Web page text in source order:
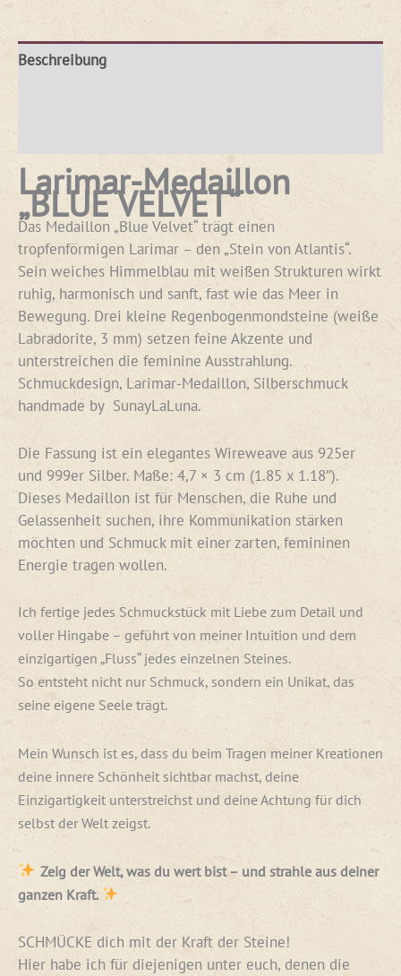
Beschreibung
Larimar-Medaillon
„BLUE VELVET“
Das Medaillon „Blue Velvet“ trägt einen
tropfenförmigen Larimar – den „Stein von Atlantis“.
Sein weiches Himmelblau mit weißen Strukturen wirkt
ruhig, harmonisch und sanft, fast wie das Meer in
Bewegung. Drei kleine Regenbogenmondsteine (weiße
Labradorite, 3 mm) setzen feine Akzente und
unterstreichen die feminine Ausstrahlung.
Schmuckdesign, Larimar-Medaillon, Silberschmuck
handmade by SunayLaLuna.
Die Fassung ist ein elegantes Wireweave aus 925er
und 999er Silber. Maße: 4,7 × 3 cm (1.85 x 1.18″).
Dieses Medaillon ist für Menschen, die Ruhe und
Gelassenheit suchen, ihre Kommunikation stärken
möchten und Schmuck mit einer zarten, femininen
Energie tragen wollen.
Ich fertige jedes Schmuckstück mit Liebe zum Detail und
voller Hingabe – geführt von meiner Intuition und dem
einzigartigen „Fluss“ jedes einzelnen Steines.
So entsteht nicht nur Schmuck, sondern ein Unikat, das
seine eigene Seele trägt.
Mein Wunsch ist es, dass du beim Tragen meiner Kreationen
deine innere Schönheit sichtbar machst, deine
Einzigartigkeit unterstreichst und deine Achtung für dich
selbst der Welt zeigst.
Zeig der Welt, was du wert bist – und strahle aus deiner
ganzen Kraft.
SCHMÜCKE dich mit der Kraft der Steine!
Hier habe ich für diejenigen unter euch, denen die